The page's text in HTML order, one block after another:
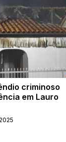
criminoso
em Lauro